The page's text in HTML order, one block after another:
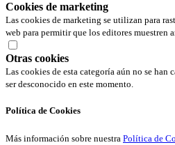
Cookies de marketing
Las cookies de marketing se utilizan para
web para permitir que los editores muestren
Otras cookies
Las cookies de esta categoría aún no se
ser desconocido en este momento.
Política de Cookies
Más información sobre nuestra Política de